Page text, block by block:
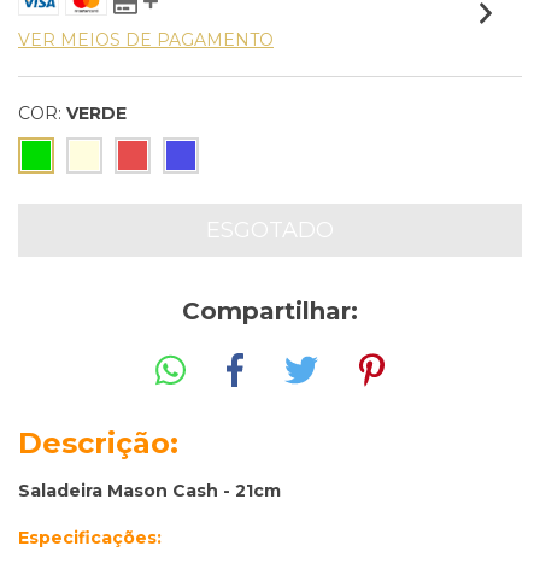
VER MEIOS DE PAGAMENTO
COR: VERDE
Compartilhar:
Descrição:
Saladeira Mason Cash - 21cm
Especificações: